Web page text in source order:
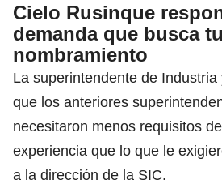
Cielo Rusinque
demanda que busca
nombramiento
La superintendente de
que los anteriores
necesitaron menos requisitos
experiencia que lo que le
a la dirección de la SIC.